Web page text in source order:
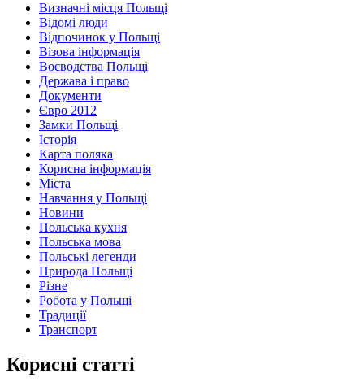
Визначні місця Польщі
Відомі люди
Відпочинок у Польщі
Візова інформація
Воєводства Польщі
Держава і право
Документи
Євро 2012
Замки Польщі
Історія
Карта поляка
Корисна інформація
Міста
Навчання у Польщі
Новини
Польська кухня
Польська мова
Польські легенди
Природа Польщі
Різне
Робота у Польщі
Традиції
Транспорт
Корисні статті